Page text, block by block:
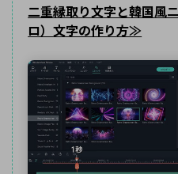
二重縁取り文字と韓国風
ロ）文字の作り方≫